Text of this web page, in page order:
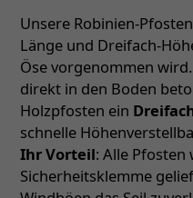
Unsere Robinien-
Länge und Dreifach-
Öse vorgenommen
direkt in den Boden
Holzpfosten ein
schnelle
Ihr Vorteil: Alle
Sicherheitsklemme